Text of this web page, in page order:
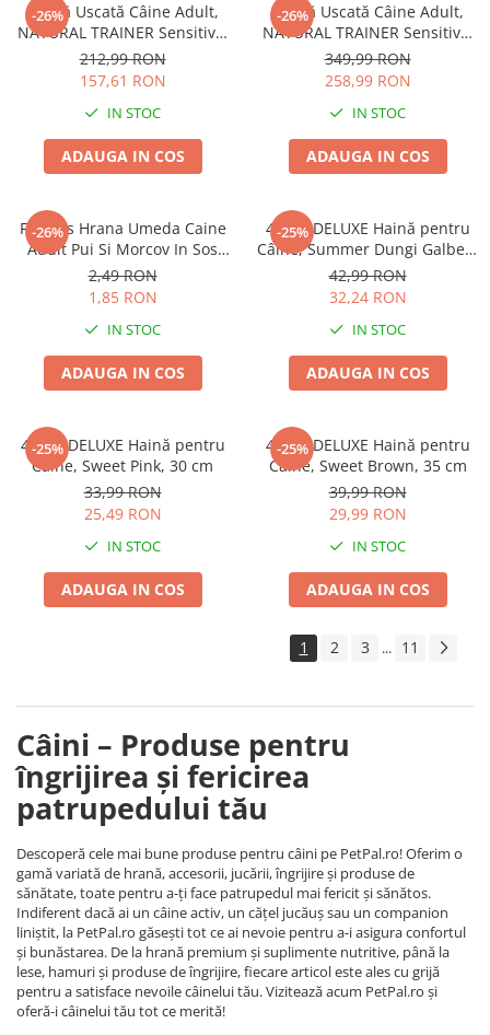
-26%
Hrană Uscată Câine Adult,
NATURAL TRAINER Sensitive,
Talie Mică, Vită și Orez, 7kg
212,99 RON
157,61 RON
IN STOC
ADAUGA IN COS
-26%
Hrană Uscată Câine Adult,
NATURAL TRAINER Sensitive,
Fără Gluten, Talie
Medie/Mare, Rață, 12kg
349,99 RON
258,99 RON
IN STOC
ADAUGA IN COS
-26%
Friskies Hrana Umeda Caine
Adult Pui Si Morcov In Sos
100g
2,49 RON
1,85 RON
IN STOC
ADAUGA IN COS
-25%
4DOG DELUXE Haină pentru
Câine, Summer Dungi Galben,
35 cm
42,99 RON
32,24 RON
IN STOC
ADAUGA IN COS
-25%
4DOG DELUXE Haină pentru
Câine, Sweet Pink, 30 cm
33,99 RON
25,49 RON
IN STOC
ADAUGA IN COS
-25%
4DOG DELUXE Haină pentru
Câine, Sweet Brown, 35 cm
39,99 RON
29,99 RON
IN STOC
ADAUGA IN COS
1 2 3 ... 11
Câini – Produse pentru
îngrijirea și fericirea
patrupedului tău
Descoperă cele mai bune produse pentru câini pe PetPal.ro! Oferim o
gamă variată de hrană, accesorii, jucării, îngrijire și produse de
sănătate, toate pentru a-ți face patrupedul mai fericit și sănătos.
Indiferent dacă ai un câine activ, un cățel jucăuș sau un companion
liniștit, la PetPal.ro găsești tot ce ai nevoie pentru a-i asigura confortul
și bunăstarea. De la hrană premium și suplimente nutritive, până la
lese, hamuri și produse de îngrijire, fiecare articol este ales cu grijă
pentru a satisface nevoile câinelui tău. Vizitează acum PetPal.ro și
oferă-i câinelui tău tot ce merită!